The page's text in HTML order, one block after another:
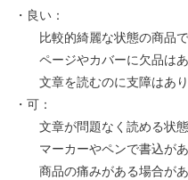
・良い：
比較的綺麗な状態の商品で
ページやカバーに欠品はあ
文章を読むのに支障はあり
・可：
文章が問題なく読める状態
マーカーやペンで書込があ
商品の痛みがある場合があ